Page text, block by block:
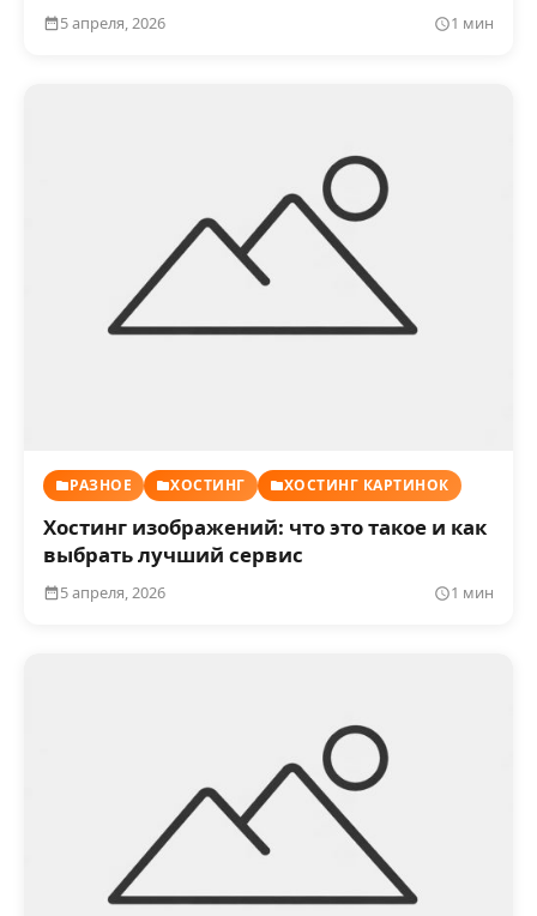
5 апреля, 2026 1 мин
РАЗНОЕ ХОСТИНГ ХОСТИНГ КАРТИНОК
Хостинг изображений: что это такое и как
выбрать лучший сервис
5 апреля, 2026 1 мин